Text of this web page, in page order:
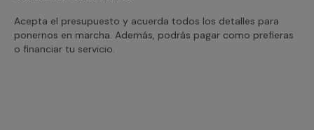
Acepta el presupuesto y acuerda todos los detalles para
ponernos en marcha. Además, podrás pagar como prefieras
o financiar tu servicio.